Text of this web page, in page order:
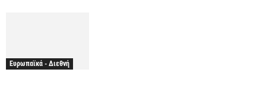
Ευρωπαϊκά - Διεθνή